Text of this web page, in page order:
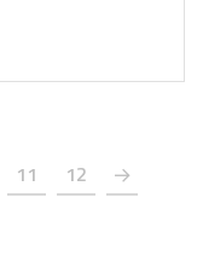
11 12